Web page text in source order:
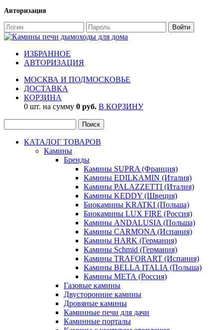
Авторизация
ИЗБРАННОЕ
АВТОРИЗАЦИЯ
МОСКВА И ПОДМОСКОВЬЕ
ДОСТАВКА
КОРЗИНА
0 шт. на сумму 0 руб. В КОРЗИНУ
КАТАЛОГ ТОВАРОВ
Камины
Бренды
Камины SUPRA (Франция)
Камины EDILKAMIN (Италия)
Камины PALAZZETTI (Италия)
Камины KEDDY (Швеция)
Биокамины KRATKI (Польша)
Биокамины LUX FIRE (Россия)
Камины ANDALUSIA (Польша)
Камины CARMONA (Испания)
Камины HARK (Германия)
Камины Schmid (Германия)
Камины TRAFORART (Испания)
Камины BELLA ITALIA (Польша)
Камины МЕТА (Россия)
Газовые камины
Двусторонние камины
Дровяные камины
Каминные печи для дачи
Каминные порталы